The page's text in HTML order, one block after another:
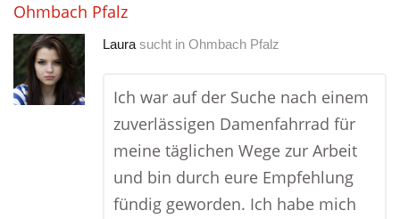
Ohmbach Pfalz
Laura sucht in Ohmbach Pfalz
Ich war auf der Suche nach einem
zuverlässigen Damenfahrrad für
meine täglichen Wege zur Arbeit
und bin durch eure Empfehlung
fündig geworden. Ich habe mich